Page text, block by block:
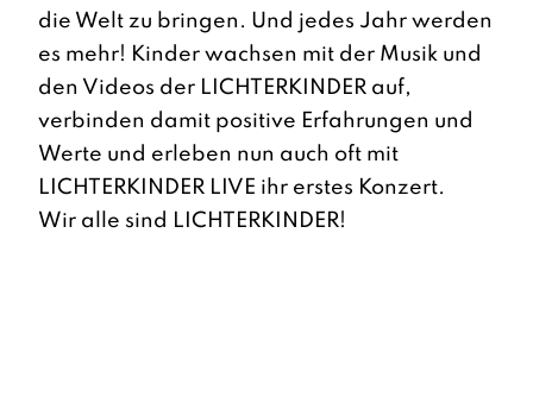
die Welt zu bringen. Und jedes Jahr werden
es mehr! Kinder wachsen mit der Musik und
den Videos der LICHTERKINDER auf,
verbinden damit positive Erfahrungen und
Werte und erleben nun auch oft mit
LICHTERKINDER LIVE ihr erstes Konzert.
Wir alle sind LICHTERKINDER!